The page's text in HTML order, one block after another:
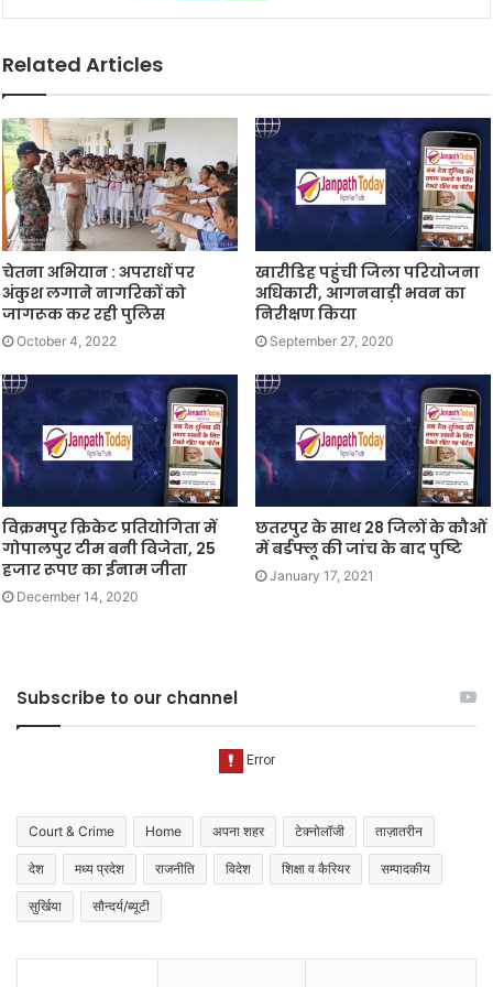
Related Articles
चेतना अभियान : अपराधों पर
अंकुश लगाने नागरिकों को
जागरूक कर रही पुलिस
October 4, 2022
खारीडिह पहुंची जिला परियोजना
अधिकारी, आगनवाड़ी भवन का
निरीक्षण किया
September 27, 2020
विक्रमपुर क्रिकेट प्रतियोगिता में
गोपालपुर टीम बनी विजेता, 25
हजार रूपए का ईनाम जीता
December 14, 2020
छतरपुर के साथ 28 जिलों के कौओं
में बर्डफ्लू की जांच के बाद पुष्टि
January 17, 2021
Subscribe to our channel
Court & Crime Home अपना शहर टेक्नोलॉजी ताज़ातरीन
देश मध्य प्रदेश राजनीति विदेश शिक्षा व कैरियर सम्पादकीय
सुर्खिया सौन्दर्य/ब्यूटी